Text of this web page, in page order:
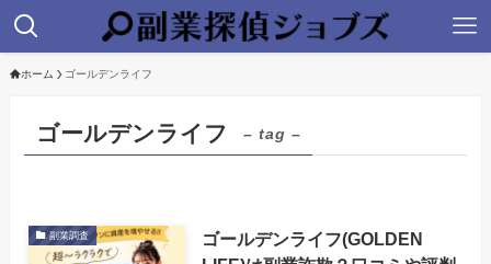
ホーム ゴールデンライフ
ゴールデンライフ – tag –
副業調査
ゴールデンライフ(GOLDEN